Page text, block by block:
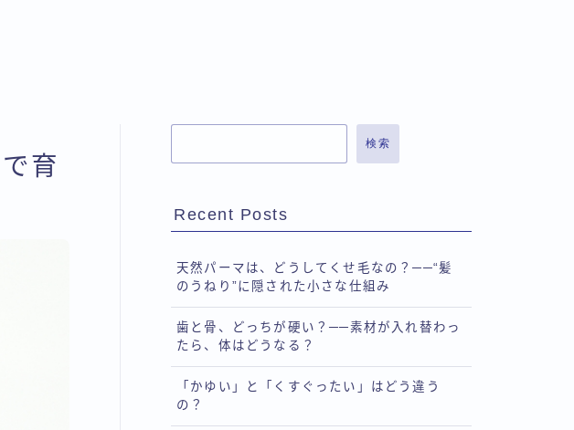
育
検索
Recent Posts
天然パーマは、どうしてくせ毛なの？──“髪
のうねり”に隠された小さな仕組み
歯と骨、どっちが硬い？──素材が入れ替わっ
たら、体はどうなる？
「かゆい」と「くすぐったい」はどう違う
の？